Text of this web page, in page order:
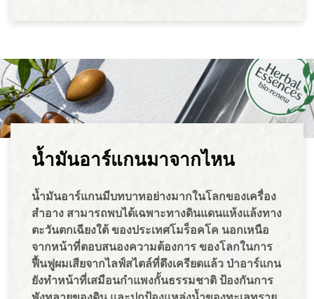
น้ำมันอาร์แกนมาจากไหน
น้ำมันอาร์แกนมีบทบาทอย่างมากในโลกของเครื่อง
สำอาง สามารถพบได้เฉพาะทางดินแดนแห้งแล้งทาง
ตะวันตกเฉียงใต้ ของประเทศโมร็อคโค นอกเหนือ
จากหน้าที่ตอบสนองความต้องการ ของโลกในการ
ฟื้นฟูผมเสียจากไลฟ์สไตล์ที่ตึงเครียดแล้ว ป่าอาร์แกน
ยังทำหน้าที่เสมือนกำแพงกั้นธรรมชาติ ป้องกันการ